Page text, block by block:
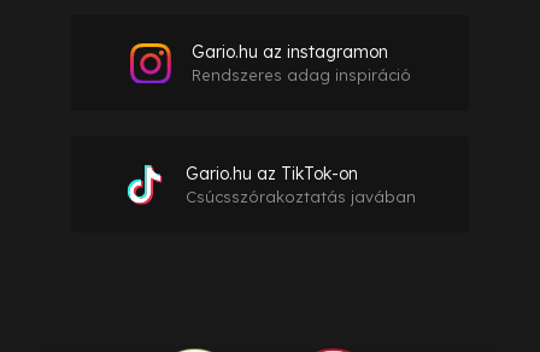
Gario.hu az instagramon
Rendszeres adag inspiráció
Gario.hu az TikTok-on
Csúcsszórakoztatás javában